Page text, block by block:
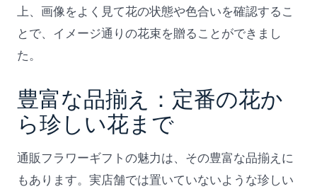
上、画像をよく見て花の状態や色合いを確認するこ
とで、イメージ通りの花束を贈ることができまし
た。
豊富な品揃え：定番の花か
ら珍しい花まで
通販フラワーギフトの魅力は、その豊富な品揃えに
もあります。実店舗では置いていないような珍しい